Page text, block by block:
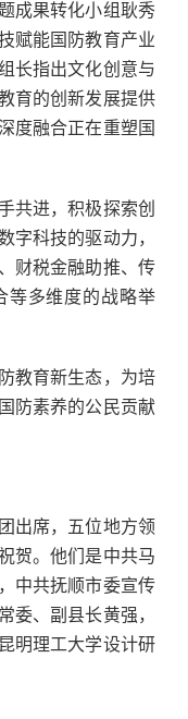
成果转化小组耿秀
赋能国防教育产业
长指出文化创意与
育的创新发展提供
度融合正在重塑国
共进，积极探索创
字科技的驱动力，
财税金融助推、传
等多维度的战略举
教育新生态，为培
防素养的公民贡献
出席，五位地方领
贺。他们是中共马
中共抚顺市委宣传
委、副县长黄强，
明理工大学设计研